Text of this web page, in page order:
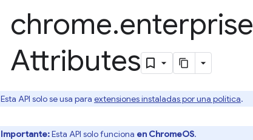
chrome.enterprise
Attributes
Esta API solo se usa para extensiones instaladas por una política.
Importante:Esta API solo funciona en ChromeOS.